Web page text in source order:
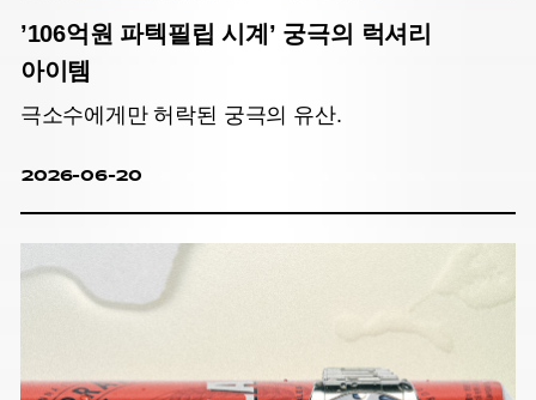
’106억원 파텍필립 시계’ 궁극의 럭셔리
아이템
극소수에게만 허락된 궁극의 유산.
2026-06-20